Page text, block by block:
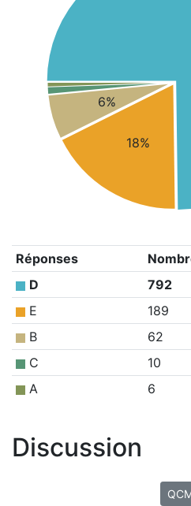
18%
6%
Réponses
D
792
E
189
B
62
C
10
A
6
Discussion